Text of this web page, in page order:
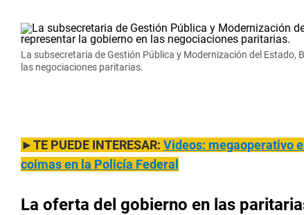
La subsecretaria de Gestión Pública y Modernización del
las negociaciones paritarias.
►TE PUEDE INTERESAR: Videos: megaoperativo
coimas en la Policía Federal
La oferta del gobierno en las